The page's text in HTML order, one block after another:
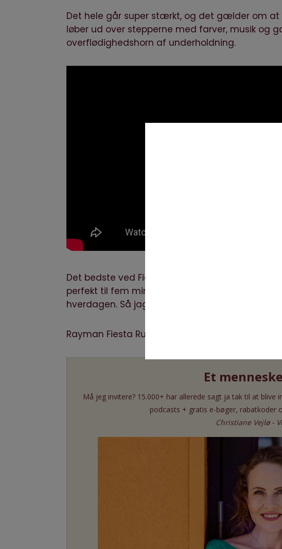
Det hele går super stærkt, og det gælder om at
løber ud over stepperne med farver, musik og
overflødighedshorn af underholdning.
Det bedste ved Fiesta Run er at hver bane
perfekt til fem minutter i sofaen, mens du
hverdagen. Så jagter du det næste efter
Rayman Fiesta Run fås til